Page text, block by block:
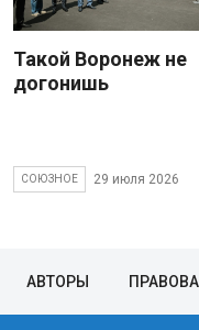
Такой Воронеж не
догонишь
СОЮЗНОЕ 29 июля 2026
АВТОРЫ